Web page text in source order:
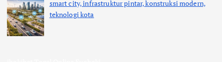
smart city, infrastruktur pintar, konstruksi modern,
teknologi kota